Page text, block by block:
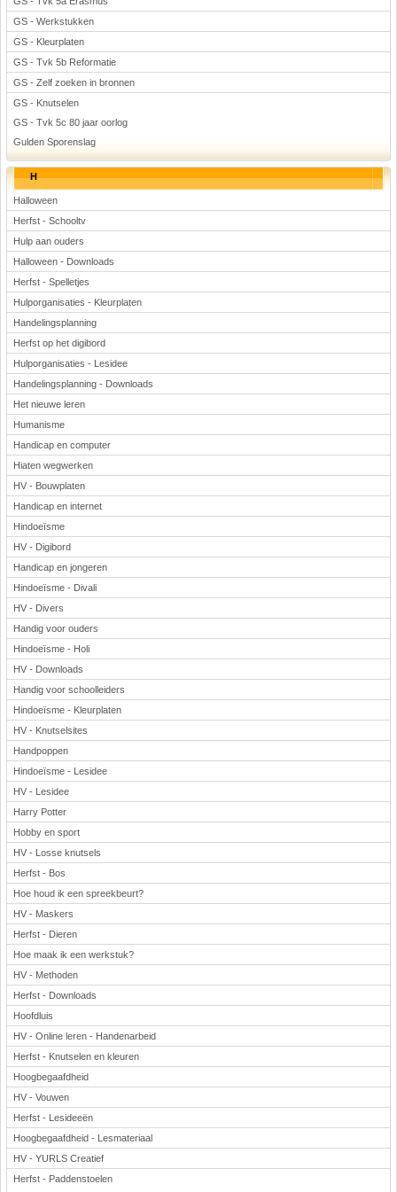
GS - Werkstukken
GS - Kleurplaten
GS - Tvk 5b Reformatie
GS - Zelf zoeken in bronnen
GS - Knutselen
GS - Tvk 5c 80 jaar oorlog
Gulden Sporenslag
H
Halloween
Herfst - Schooltv
Hulp aan ouders
Halloween - Downloads
Herfst - Spelletjes
Hulporganisaties - Kleurplaten
Handelingsplanning
Herfst op het digibord
Hulporganisaties - Lesidee
Handelingsplanning - Downloads
Het nieuwe leren
Humanisme
Handicap en computer
Hiaten wegwerken
HV - Bouwplaten
Handicap en internet
Hindoeïsme
HV - Digibord
Handicap en jongeren
Hindoeïsme - Divali
HV - Divers
Handig voor ouders
Hindoeïsme - Holi
HV - Downloads
Handig voor schoolleiders
Hindoeïsme - Kleurplaten
HV - Knutselsites
Handpoppen
Hindoeïsme - Lesidee
HV - Lesidee
Harry Potter
Hobby en sport
HV - Losse knutsels
Herfst - Bos
Hoe houd ik een spreekbeurt?
HV - Maskers
Herfst - Dieren
Hoe maak ik een werkstuk?
HV - Methoden
Herfst - Downloads
Hoofdluis
HV - Online leren - Handenarbeid
Herfst - Knutselen en kleuren
Hoogbegaafdheid
HV - Vouwen
Herfst - Lesideeën
Hoogbegaafdheid - Lesmateriaal
HV - YURLS Creatief
Herfst - Paddenstoelen